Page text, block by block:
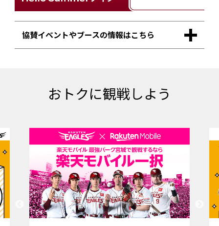
協賛イベントやブースの情報はこちら
おトクに観戦しよう